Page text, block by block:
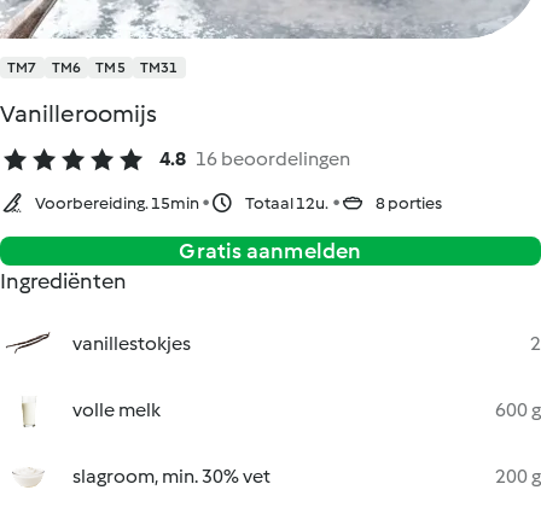
TM7 TM6 TM5 TM31
Vanilleroomijs
4.8 16 beoordelingen
Voorbereiding. 15min Totaal 12u. 8 porties
Gratis aanmelden
Ingrediënten
vanillestokjes 2
volle melk 600 g
slagroom, min. 30% vet 200 g